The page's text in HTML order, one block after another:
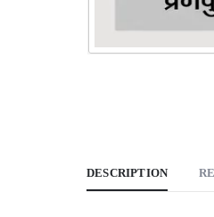
DESCRIPTION